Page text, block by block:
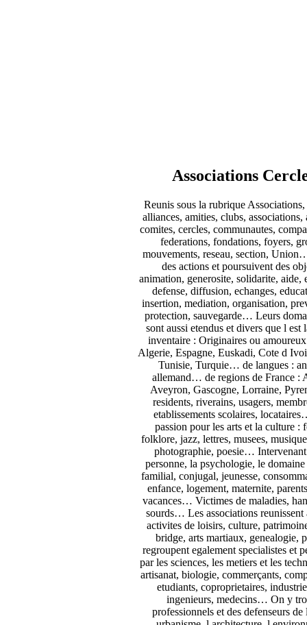
Associations
Reunis sous la rubrique
alliances, amities, clubs,
comites, cercles, communautes,
federations, fondations, foyers,
mouvements, reseau, section,
des actions et poursuivent des
animation, generosite, solidarite, aide,
defense, diffusion, echanges,
insertion, mediation, organisation,
protection, sauvegarde… Leurs
sont aussi etendus et divers que l est
inventaire : Originaires ou
Algerie, Espagne, Euskadi, Cote d
Tunisie, Turquie… de langues :
allemand… de regions de France :
Aveyron, Gascogne, Lorraine,
residents, riverains, usagers,
etablissements scolaires,
passion pour les arts et la culture :
folklore, jazz, lettres, musees,
photographie, poesie… Intervenant
personne, la psychologie, le
familial, conjugal, jeunesse,
enfance, logement, maternite,
vacances… Victimes de maladies,
sourds… Les associations reunissent
activites de loisirs, culture,
bridge, arts martiaux, genealogie,
regroupent egalement specialistes et
par les sciences, les metiers et les
artisanat, biologie, commerçants,
etudiants, coproprietaires,
ingenieurs, medecins… On y
professionnels et des defenseurs